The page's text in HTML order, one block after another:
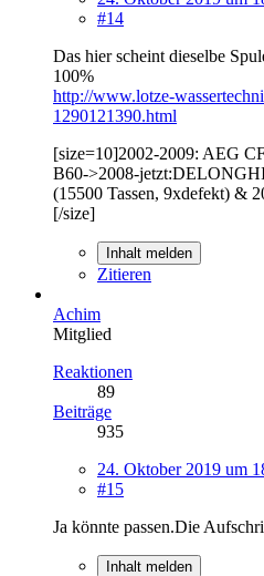
#14
Das hier scheint dieselbe
100%
http://www.lotze-
1290121390.html
[size=10]2002-2009: AEG
B60->2008-
(15500 Tassen, 9xdefekt) &
[/size]
Inhalt melden
Zitieren
Achim
Mitglied
Reaktionen
89
Beiträge
935
24. Oktober 2019 um
#15
Ja könnte passen.Die
Inhalt melden